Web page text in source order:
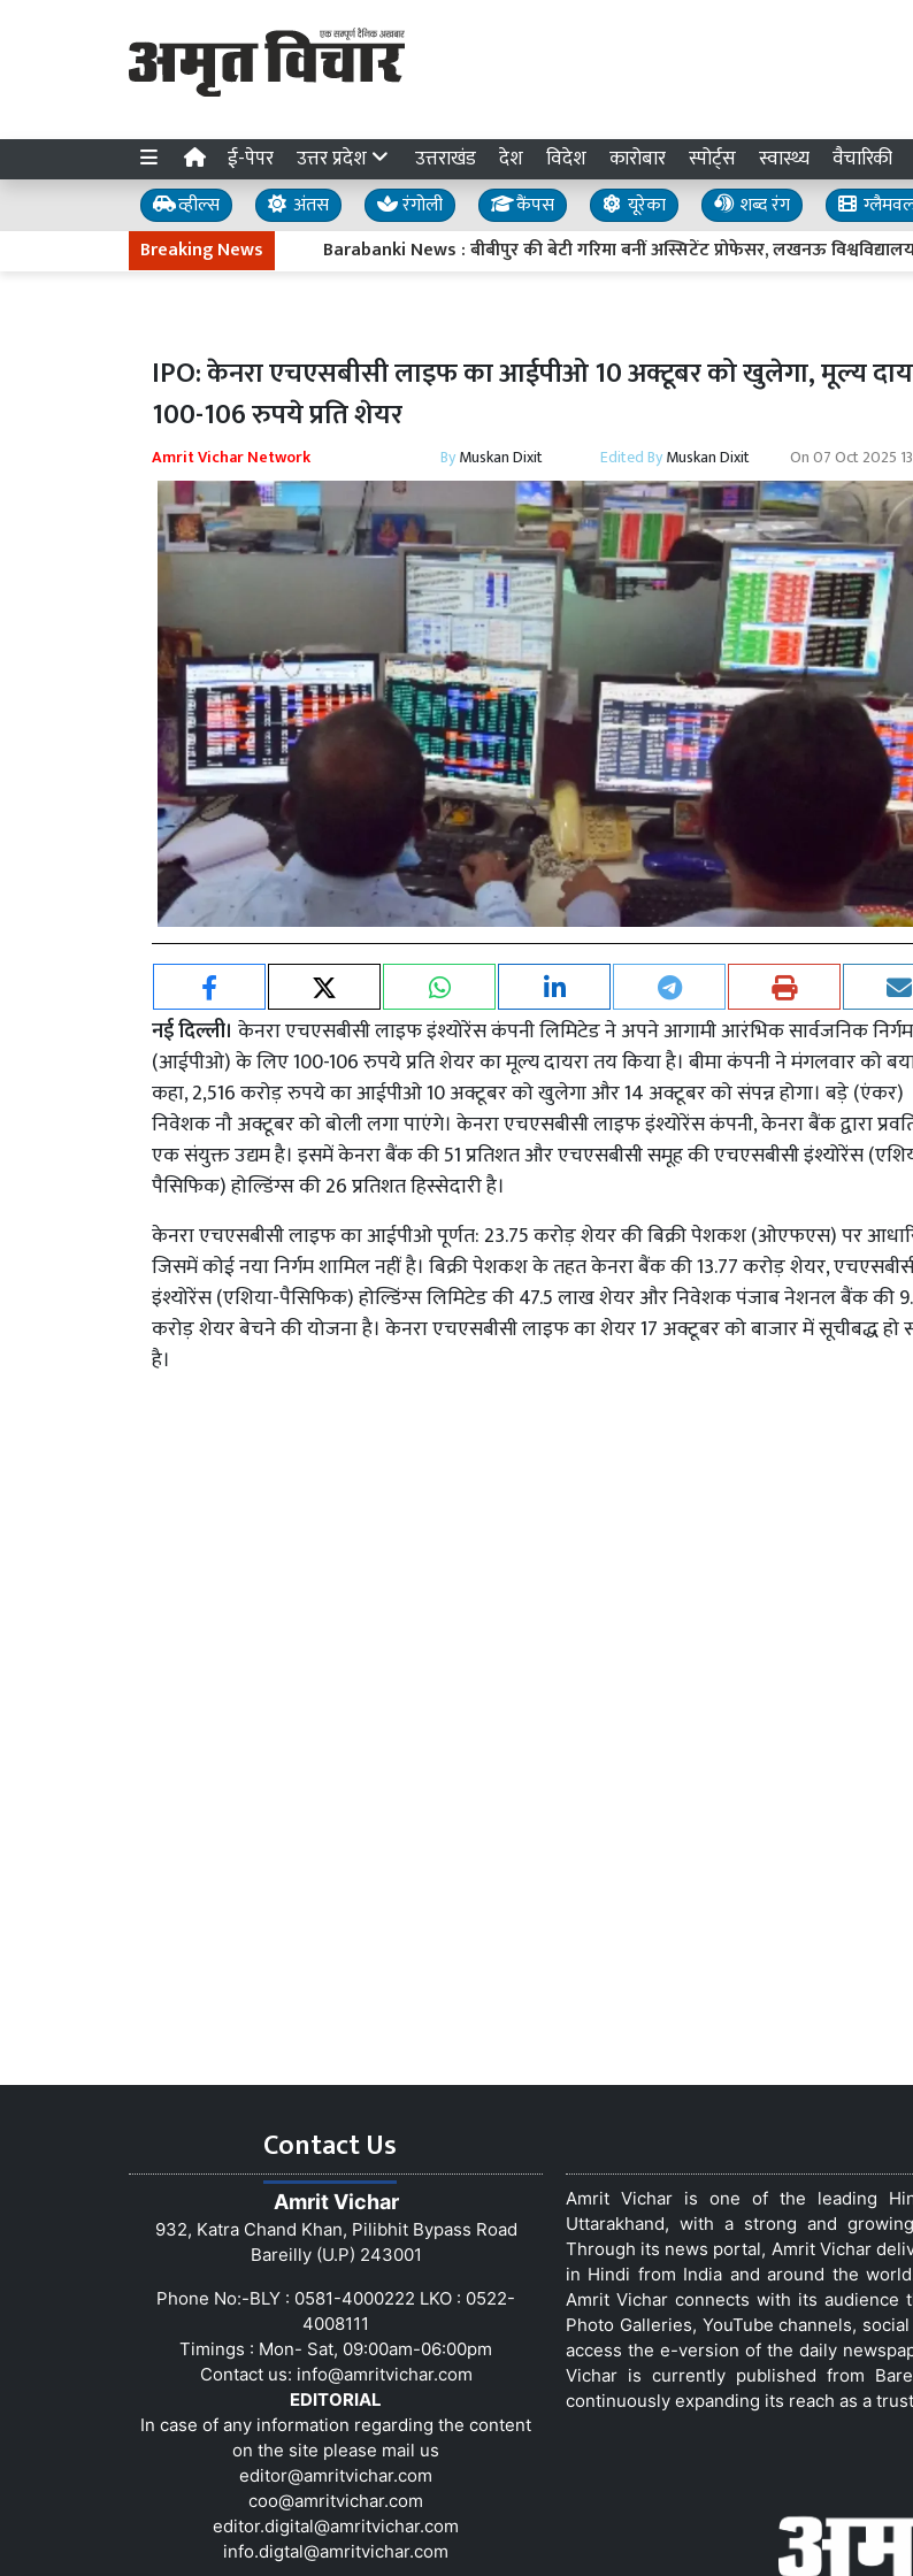
ई-पेपर उत्तर प्रदेश उत्तराखंड देश विदेश कारोबार स्पोर्ट्स स्वास्थ्य वैचारिकी
व्हील्स अंतस रंगोली कैंपस यूरेका शब्द रंग
Breaking News
Barabanki News : बीबीपुर की बेटी गरिमा बनीं अस्सिटेंट प्रोफेसर, लखनऊ विश्वविद्यालय से
IPO: केनरा एचएसबीसी लाइफ का आईपीओ 10 अक्टूबर को खुलेगा, मूल्य
100-106 रुपये प्रति शेयर
Amrit Vichar Network ByMuskan Dixit Edited ByMuskan Dixit On07 Oct 2025
नई दिल्ली। केनरा एचएसबीसी लाइफ इंश्योरेंस कंपनी लिमिटेड ने अपने आगामी आरंभिक सार्वजनिक निर्गम
(आईपीओ) के लिए 100-106 रुपये प्रति शेयर का मूल्य दायरा तय किया है। बीमा कंपनी ने मंगलवार को
कहा, 2,516 करोड़ रुपये का आईपीओ 10 अक्टूबर को खुलेगा और 14 अक्टूबर को संपन्न होगा। बड़े (एंकर)
निवेशक नौ अक्टूबर को बोली लगा पाएंगे। केनरा एचएसबीसी लाइफ इंश्योरेंस कंपनी, केनरा बैंक द्वारा
एक संयुक्त उद्यम है। इसमें केनरा बैंक की 51 प्रतिशत और एचएसबीसी समूह की एचएसबीसी इंश्योरेंस
पैसिफिक) होल्डिंग्स की 26 प्रतिशत हिस्सेदारी है।
केनरा एचएसबीसी लाइफ का आईपीओ पूर्णत: 23.75 करोड़ शेयर की बिक्री पेशकश (ओएफएस) पर
जिसमें कोई नया निर्गम शामिल नहीं है। बिक्री पेशकश के तहत केनरा बैंक की 13.77 करोड़ शेयर,
इंश्योरेंस (एशिया-पैसिफिक) होल्डिंग्स लिमिटेड की 47.5 लाख शेयर और निवेशक पंजाब नेशनल बैंक की
करोड़ शेयर बेचने की योजना है। केनरा एचएसबीसी लाइफ का शेयर 17 अक्टूबर को बाजार में सूचीबद्ध हो
है।
Contact Us
Amrit Vichar
932, Katra Chand Khan, Pilibhit Bypass Road
Bareilly (U.P) 243001
Phone No:-BLY : 0581-4000222 LKO : 0522-
4008111
Timings : Mon- Sat, 09:00am-06:00pm
Contact us: info@amritvichar.com
EDITORIAL
In case of any information regarding the content
on the site please mail us
editor@amritvichar.com
coo@amritvichar.com
editor.digital@amritvichar.com
info.digtal@amritvichar.com
Amrit Vichar is one of the leading
Uttarakhand, with a strong and
Through its news portal, Amrit Vichar
in Hindi from India and around the
Amrit Vichar connects with its audience
Photo Galleries, YouTube channels,
access the e-version of the daily
Vichar is currently published from
continuously expanding its reach as a